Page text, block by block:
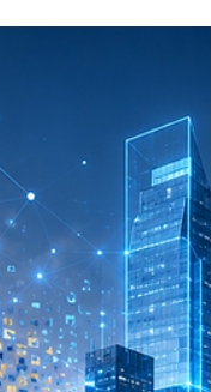
es el único destino para
Conoce
oportunidades
de tu empresa
comercial bien
nuevas posibilidades